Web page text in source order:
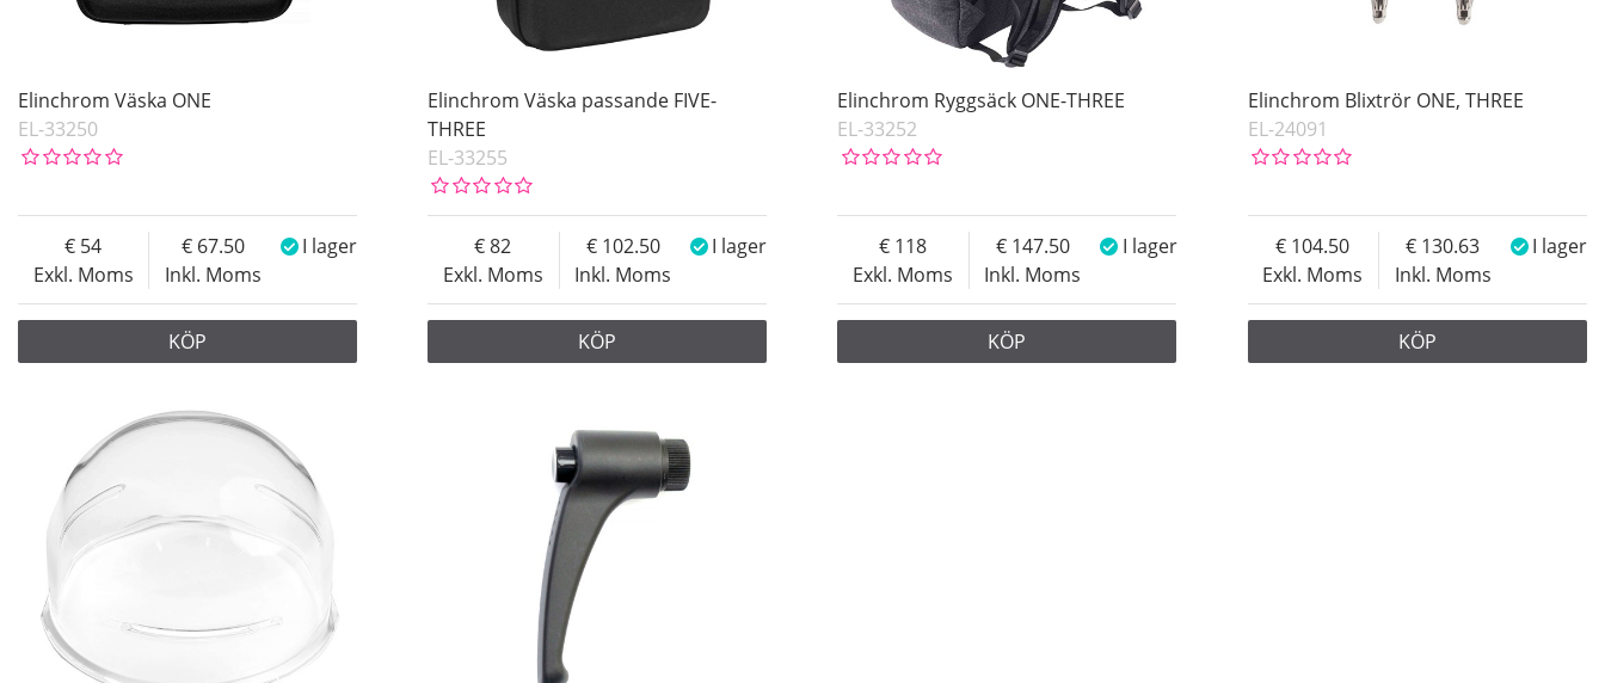
Elinchrom Väska ONE
EL-33250
Exkl. Moms
54
Inkl. Moms
67.50 I lager
KÖP
Elinchrom Väska passande FIVE-
THREE
EL-33255
Exkl. Moms
82
Inkl. Moms
102.50 I lager
KÖP
Elinchrom Ryggsäck ONE-THREE
EL-33252
Exkl. Moms
118
Inkl. Moms
147.50 I lager
KÖP
Elinchrom Blixtrör ONE, THREE
EL-24091
Exkl. Moms
104.50
Inkl. Moms
130.63 I lager
KÖP